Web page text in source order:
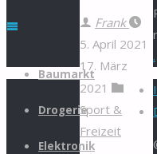
Zum
springen
Baumarkt
Drogerie
Elektronik
Frank
5. April 2021
17. März
2021
Sport &
Freizeit
.